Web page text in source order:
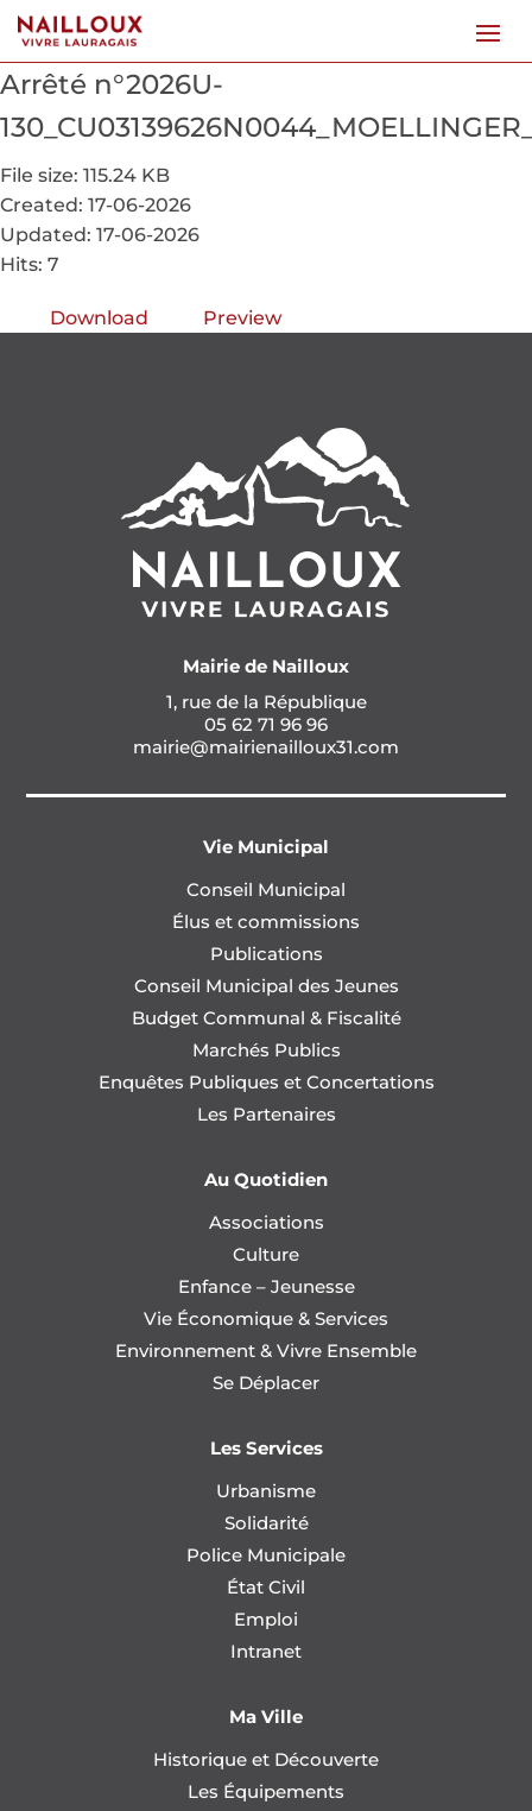
Arrêté n°2026U-
File size: 115.24 KB
Created: 17-06-2026
Updated: 17-06-2026
Hits: 7
Download Preview
Mairie de Nailloux
1, rue de la République
05 62 71 96 96
mairie@mairienailloux31.com
Vie Municipal
Conseil Municipal
Élus et commissions
Publications
Conseil Municipal des Jeunes
Budget Communal & Fiscalité
Marchés Publics
Enquêtes Publiques et Concertations
Les Partenaires
Au Quotidien
Associations
Culture
Enfance – Jeunesse
Vie Économique & Services
Environnement & Vivre Ensemble
Se Déplacer
Les Services
Urbanisme
Solidarité
Police Municipale
État Civil
Emploi
Intranet
Ma Ville
Historique et Découverte
Les Équipements